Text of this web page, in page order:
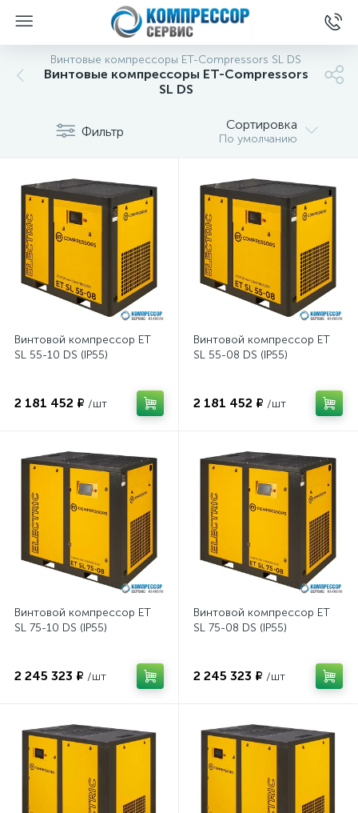
Винтовые компрессоры ET-Compressors SL DS
Винтовые компрессоры ET-Compressors
SL DS
Фильтр Сортировка
По умолчанию
Винтовой компрессор ET
SL 55-10 DS (IP55)
2 181 452 ₽ /шт
Винтовой компрессор ET
SL 55-08 DS (IP55)
2 181 452 ₽ /шт
Винтовой компрессор ET
SL 75-10 DS (IP55)
2 245 323 ₽ /шт
Винтовой компрессор ET
SL 75-08 DS (IP55)
2 245 323 ₽ /шт